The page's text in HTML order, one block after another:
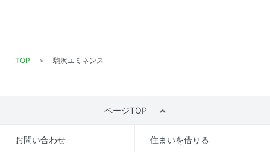
TOP 駒沢エミネンス
ページTOP
お問い合わせ 住まいを借りる